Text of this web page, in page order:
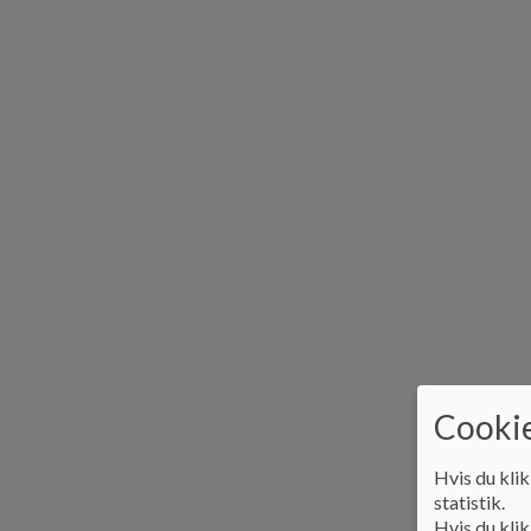
Hvis du
statistik.